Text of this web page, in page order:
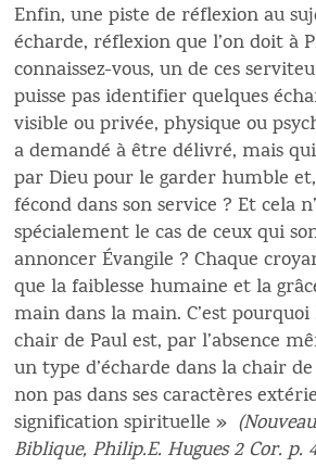
Enfin, une piste de réflexion au
écharde, réflexion que l’on doit à
connaissez-vous, un de ces
puisse pas identifier quelques
visible ou privée, physique ou
a demandé à être délivré, mais
par Dieu pour le garder humble
fécond dans son service ? Et cela
spécialement le cas de ceux qui
annoncer Évangile ? Chaque
que la faiblesse humaine et la
main dans la main. C’est pourquoi
chair de Paul est, par l’absence
un type d’écharde dans la chair
non pas dans ses caractères
signification spirituelle »
Biblique, Philip.E. Hugues 2 Cor. p.